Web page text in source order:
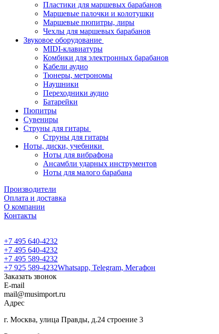
Пластики для маршевых барабанов
Маршевые палочки и колотушки
Маршевые пюпитры, лиры
Чехлы для маршевых барабанов
Звуковое оборудование
MIDI-клавиатуры
Комбики для электронных барабанов
Кабели аудио
Тюнеры, метрономы
Наушники
Переходники аудио
Батарейки
Пюпитры
Сувениры
Струны для гитары
Струны для гитары
Ноты, диски, учебники
Ноты для вибрафона
Ансамбли ударных инструментов
Ноты для малого барабана
Производители
Оплата и доставка
О компании
Контакты
+7 495 640-4232
+7 495 640-4232
+7 495 589-4232
+7 925 589-4232Whatsapp, Telegram, Мегафон
Заказать звонок
E-mail
mail@musimport.ru
Адрес
г. Москва, улица Правды, д.24 строение 3